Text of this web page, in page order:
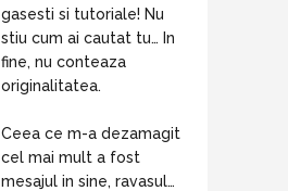
gasesti si tutoriale! Nu
stiu cum ai cautat tu… In
fine, nu conteaza
originalitatea.
Ceea ce m-a dezamagit
cel mai mult a fost
mesajul in sine, ravasul…